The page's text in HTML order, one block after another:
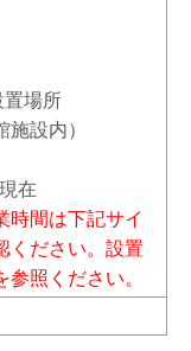
場所
設内）
在
間は下記サイ
ください。設置
参照ください。